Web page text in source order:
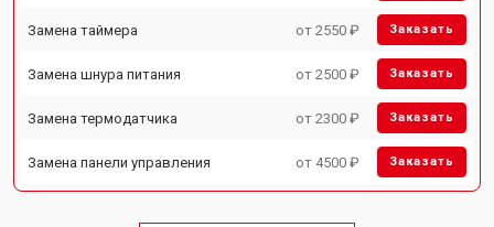
Замена таймера от 2550 ₽ Заказать
Замена шнура питания от 2500 ₽ Заказать
Замена термодатчика от 2300 ₽ Заказать
Замена панели управления от 4500 ₽ Заказать